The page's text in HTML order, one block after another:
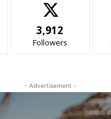
3,912
Followers
- Advertisement -